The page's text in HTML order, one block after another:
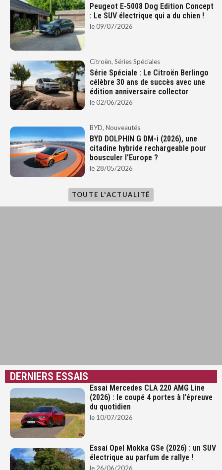
Peugeot E-5008 Dog Edition Concept
: Le SUV électrique qui a du chien !
le09/07/2026
Citroën,Séries Spéciales
Série Spéciale : Le Citroën Berlingo
célèbre 30 ans de succès avec une
édition anniversaire collector
le02/06/2026
BYD,Nouveautés
BYD DOLPHIN G DM-i (2026), une
citadine hybride rechargeable pour
bousculer l’Europe ?
le 28/05/2026
TOUTE L'ACTUALITÉ
DERNIERS ESSAIS
Essai Mercedes CLA 220 AMG Line
(2026) : le coupé 4 portes à l’épreuve
du quotidien
le 10/07/2026
Essai Opel Mokka GSe (2026) : un SUV
électrique au parfum de rallye !
le 26/06/2026